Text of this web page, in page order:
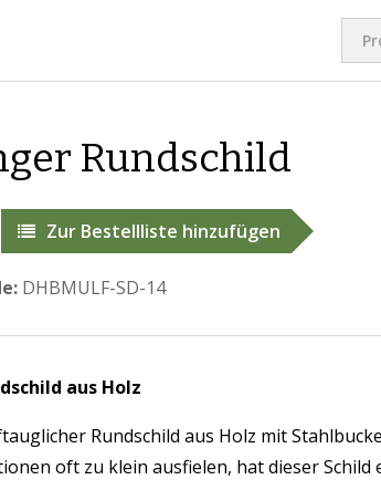
Rundschild
Zur Bestellliste hinzufügen
DHBMULF-SD-14
aus Holz
Rundschild aus Holz mit
oft zu klein ausfielen, hat dieser Schild